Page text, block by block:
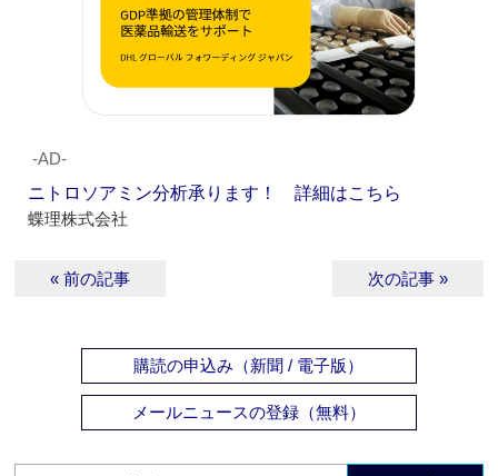
‐AD‐
ニトロソアミン分析承ります！ 詳細はこちら
蝶理株式会社
« 前の記事 次の記事 »
購読の申込み（新聞 / 電子版）
メールニュースの登録（無料）